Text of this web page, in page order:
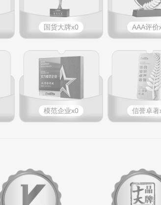
国货大牌x0 AAA评价
模范企业x0 信誉卓著